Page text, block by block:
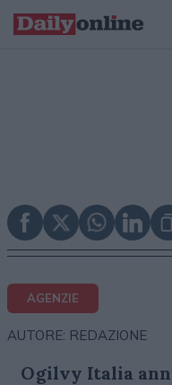
AGENZIE
AUTORE: REDAZIONE
Ogilvy Italia